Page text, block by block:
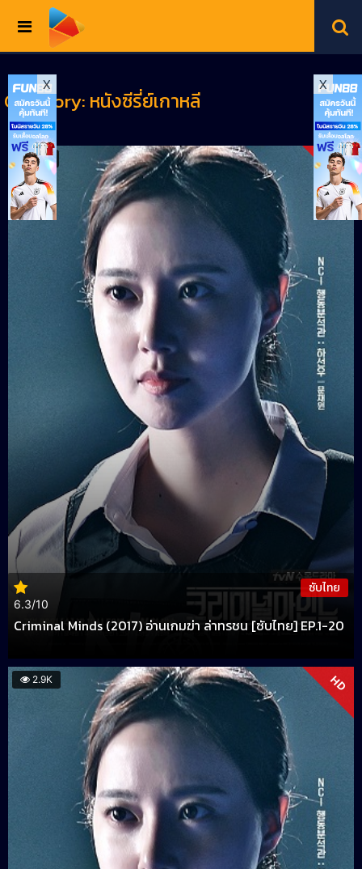
Toggle
navigation
Category: หนังซีรี่ย์เกาหลี
1.6K HD
6.3/10
ซับไทย
Criminal Minds (2017) อ่านเกมฆ่า ล่าทรชน [ซับไทย] EP.1-20
2.9K HD
X X